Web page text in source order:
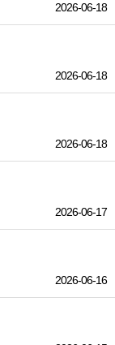
2026-06-18
2026-06-18
2026-06-18
2026-06-17
2026-06-16